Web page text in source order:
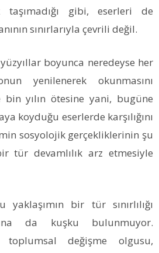
gibi, eserleri de
sınırlarıyla çevrili değil.
boyunca neredeyse her
yenilenerek okunmasını
bin yılın ötesine yani, bugüne
koyduğu eserlerde karşılığını
sosyolojik gerçekliklerinin şu
tür devamlılık arz etmesiyle
bir tür sınırlılığı
da kuşku bulunmuyor.
toplumsal değişme olgusu,